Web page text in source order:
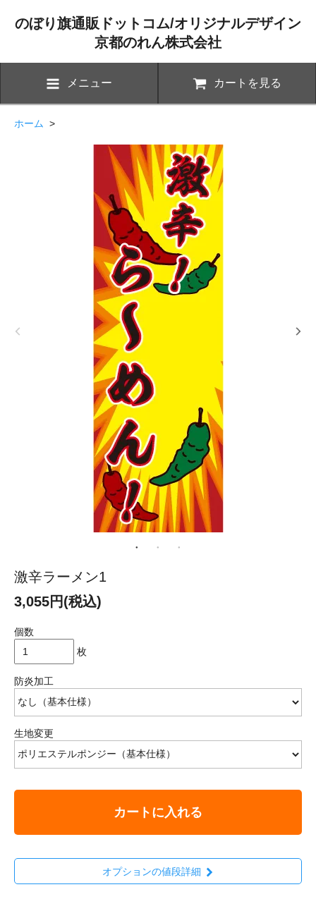
のぼり旗通販ドットコム/オリジナルデザイン
京都のれん株式会社
メニュー カートを見る
ホーム >
激辛ラーメン1
3,055円(税込)
個数
枚
防炎加工
生地変更
カートに入れる
オプションの値段詳細